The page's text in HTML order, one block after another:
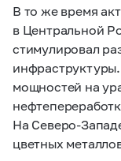
В то же время
в Центральной
стимулировал
инфраструктуры.
мощностей на
На Северо-
цветных